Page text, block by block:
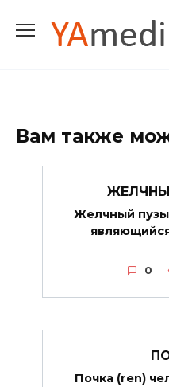
содержанию
Вам также
Желчный
0
Почка (ren)